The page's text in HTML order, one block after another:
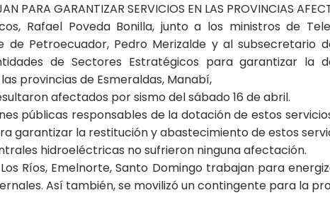
PARA GARANTIZAR SERVICIOS EN LAS PROVINCIAS
Rafael Poveda Bonilla, junto a los ministros de
de Petroecuador, Pedro Merizalde y al subsecretario
de Sectores Estratégicos para garantizar la
provincias de Esmeraldas, Manabí,
afectados por sismo del sábado 16 de abril.
públicas responsables de la dotación de estos
garantizar la restitución y abastecimiento de estos
hidroeléctricas no sufrieron ninguna afectación.
Ríos, Emelnorte, Santo Domingo trabajan para
Así también, se movilizó un contingente para la